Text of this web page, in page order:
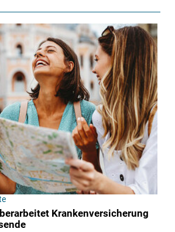
Krankenversicherung